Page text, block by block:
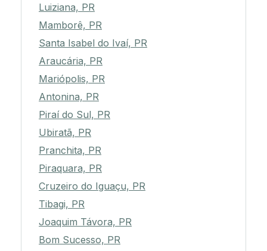
Luiziana, PR
Mamborê, PR
Santa Isabel do Ivaí, PR
Araucária, PR
Mariópolis, PR
Antonina, PR
Piraí do Sul, PR
Ubiratã, PR
Pranchita, PR
Piraquara, PR
Cruzeiro do Iguaçu, PR
Tibagi, PR
Joaquim Távora, PR
Bom Sucesso, PR